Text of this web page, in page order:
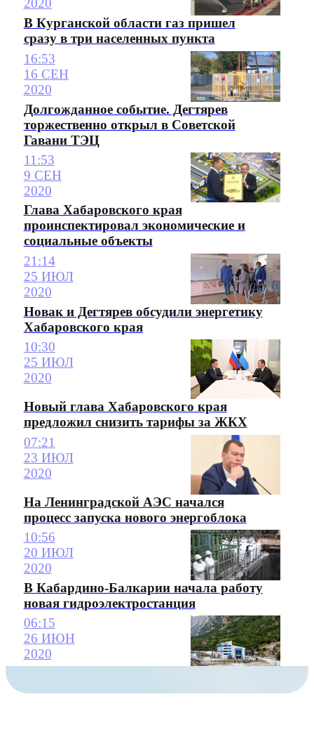
2020
В Курганской области газ пришел
сразу в три населенных пункта
16:53
16 СЕН
2020
Долгожданное событие. Дегтярев
торжественно открыл в Советской
Гавани ТЭЦ
11:53
9 СЕН
2020
Глава Хабаровского края
проинспектировал экономические и
социальные объекты
21:14
25 ИЮЛ
2020
Новак и Дегтярев обсудили энергетику
Хабаровского края
10:30
25 ИЮЛ
2020
Новый глава Хабаровского края
предложил снизить тарифы за ЖКХ
07:21
23 ИЮЛ
2020
На Ленинградской АЭС начался
процесс запуска нового энергоблока
10:56
20 ИЮЛ
2020
В Кабардино-Балкарии начала работу
новая гидроэлектростанция
06:15
26 ИЮН
2020